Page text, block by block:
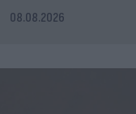
08.08.2026